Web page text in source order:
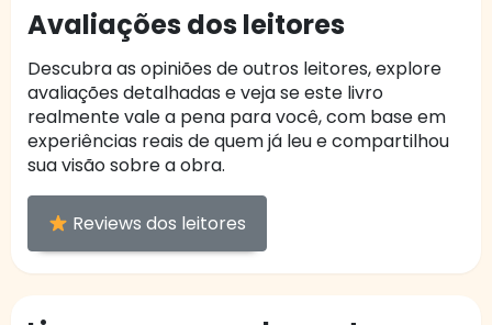
Avaliações dos leitores
Descubra as opiniões de outros leitores, explore
avaliações detalhadas e veja se este livro
realmente vale a pena para você, com base em
experiências reais de quem já leu e compartilhou
sua visão sobre a obra.
Reviews dos leitores